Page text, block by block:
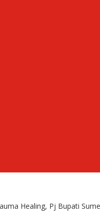
Healing, Pj Bupati